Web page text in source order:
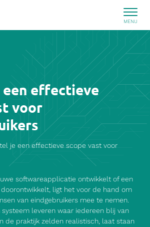
effectieve
voor
je een effectieve scope vast voor
softwareapplicatie ontwikkelt ofeen
doorontwikkelt ligt hetvoor de hand om
vaneindgebruikers meete nemen
systeem leveren waar iedereen blij van
de praktijk zelden realistisch laat staan